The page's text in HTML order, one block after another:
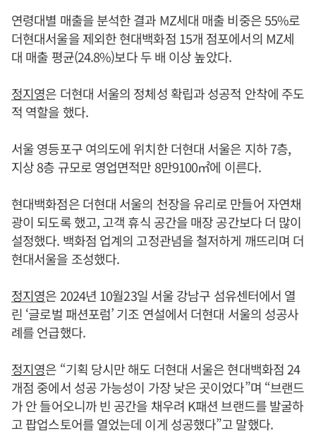
연령대별 매출을 분석한 결과 MZ세대 매출 비중은 55%로
더현대서울을 제외한 현대백화점 15개 점포에서의 MZ세
대 매출 평균(24.8%)보다 두 배 이상 높았다.
정지영은 더현대 서울의 정체성 확립과 성공적 안착에 주도
적 역할을 했다.
서울 영등포구 여의도에 위치한 더현대 서울은 지하 7층,
지상 8층 규모로 영업면적만 8만9100㎡에 이른다.
현대백화점은 더현대 서울의 천장을 유리로 만들어 자연채
광이 되도록 했고, 고객 휴식 공간을 매장 공간보다 더 많이
설정했다. 백화점 업계의 고정관념을 철저하게 깨뜨리며 더
현대서울을 조성했다.
정지영은 2024년 10월23일 서울 강남구 섬유센터에서 열
린 ‘글로벌 패션포럼’ 기조 연설에서 더현대 서울의 성공사
례를 언급했다.
정지영은 “기획 당시만 해도 더현대 서울은 현대백화점 24
개점 중에서 성공 가능성이 가장 낮은 곳이었다”며 “브랜드
가 안 들어오니까 빈 공간을 채우려 K패션 브랜드를 발굴하
고 팝업스토어를 열었는데 이게 성공했다”고 말했다.